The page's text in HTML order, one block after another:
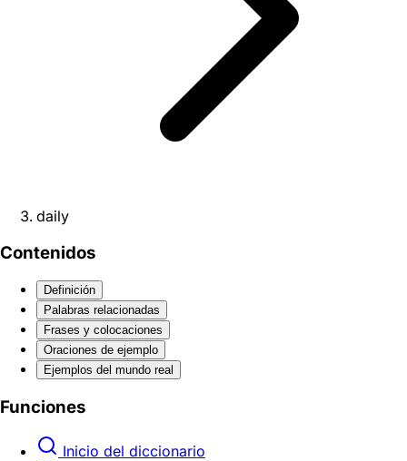
daily
Contenidos
Definición
Palabras relacionadas
Frases y colocaciones
Oraciones de ejemplo
Ejemplos del mundo real
Funciones
Inicio del diccionario